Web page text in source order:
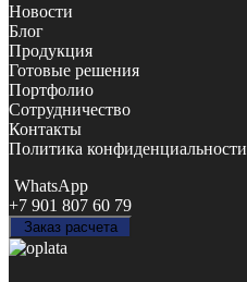
Новости
Блог
Продукция
Готовые решения
Портфолио
Сотрудничество
Контакты
Политика конфиденциальности
WhatsApp
+7 901 807 60 79
Заказ расчета